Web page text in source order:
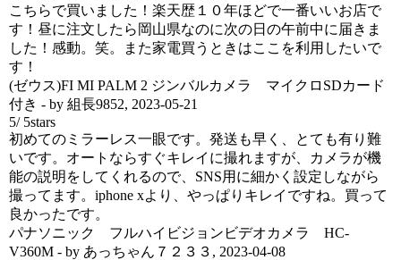
こちらで買いました！楽天歴１０年ほどで一番いいお店で
す！昼に注文したら岡山県なのに次の日の午前中に届きま
した！感動。笑。また家電買うときはここを利用したいで
す！
(ゼウス)FI MI PALM 2 ジンバルカメラ マイクロSDカード
付き - by 組長9852, 2023-05-21
5/ 5stars
初めてのミラーレス一眼です。発送も早く、とても有り難
いです。オートならすぐキレイに撮れますが、カメラが機
能の説明をしてくれるので、SNS用に細かく設定しながら
撮ってます。iphone xより、やっぱりキレイですね。買って
良かったです。
パナソニック フルハイビジョンビデオカメラ HC-
V360M - by あっちゃん７２３３ , 2023-04-08